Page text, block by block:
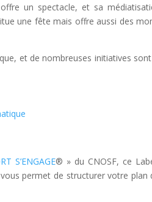
un spectacle, et sa
une fête mais offre aussi des
et de nombreuses initiatives
S’ENGAGE® » du CNOSF, ce
permet de structurer votre plan